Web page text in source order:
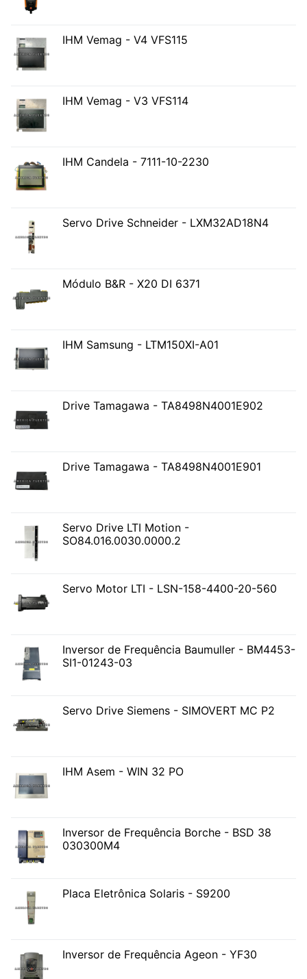
IHM Vemag - V4 VFS115
IHM Vemag - V3 VFS114
IHM Candela - 7111-10-2230
Servo Drive Schneider - LXM32AD18N4
Módulo B&R - X20 DI 6371
IHM Samsung - LTM150XI-A01
Drive Tamagawa - TA8498N4001E902
Drive Tamagawa - TA8498N4001E901
Servo Drive LTI Motion -
SO84.016.0030.0000.2
Servo Motor LTI - LSN-158-4400-20-560
Inversor de Frequência Baumuller - BM4453-
SI1-01243-03
Servo Drive Siemens - SIMOVERT MC P2
IHM Asem - WIN 32 PO
Inversor de Frequência Borche - BSD 38
030300M4
Placa Eletrônica Solaris - S9200
Inversor de Frequência Ageon - YF30